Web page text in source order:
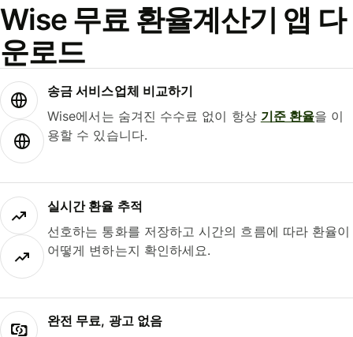
Wise 무료 환율계산기 앱 다
운로드
송금 서비스업체 비교하기
Wise에서는 숨겨진 수수료 없이 항상 기준 환율을 이
용할 수 있습니다.
실시간 환율 추적
선호하는 통화를 저장하고 시간의 흐름에 따라 환율이
어떻게 변하는지 확인하세요.
완전 무료, 광고 없음